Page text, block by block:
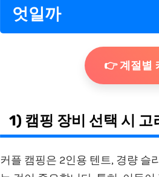
엇일까
👉 계절별
1) 캠핑 장비 선택 시 고
커플 캠핑은 2인용 텐트, 경량 슬